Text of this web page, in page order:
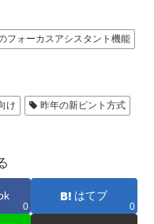
フォーカスアシスタント機能
け
昨年の新ピント方式
0
はてブ
0